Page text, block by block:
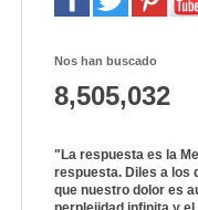
Nos han buscado
8,505,032
"La respuesta es la
respuesta. Diles a los
que nuestro dolor es